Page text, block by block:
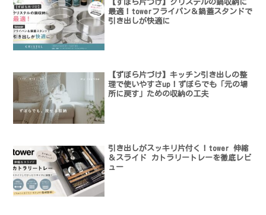
【ずぼら片づけ】クリステルの鍋収納に
最適！towerフライパン＆鍋蓋スタンドで
引き出しが快適に
【ずぼら片づけ】キッチン引き出しの整
理で使いやすさup！ずぼらでも「元の場
所に戻す」ための収納の工夫
引き出しがスッキリ片付く！tower 伸縮
＆スライド カトラリートレーを徹底レビ
ュー